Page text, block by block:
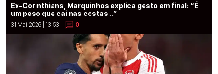
Ex-Corinthians, Marquinhos explica gesto em final: “É
um peso que cai nas costas...”
31 Mai 2026 | 13:53 0